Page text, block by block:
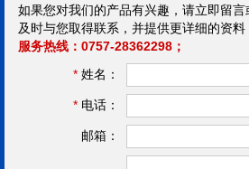
如果您对我们的产品有兴趣，请立即留
及时与您取得联系，并提供更详细的资料
服务热线：0757-28362298；
* 姓名：
* 电话：
邮箱：